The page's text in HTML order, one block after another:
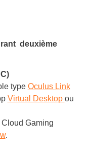
deuxième
type Oculus Link
Virtual Desktop ou
Gaming
.